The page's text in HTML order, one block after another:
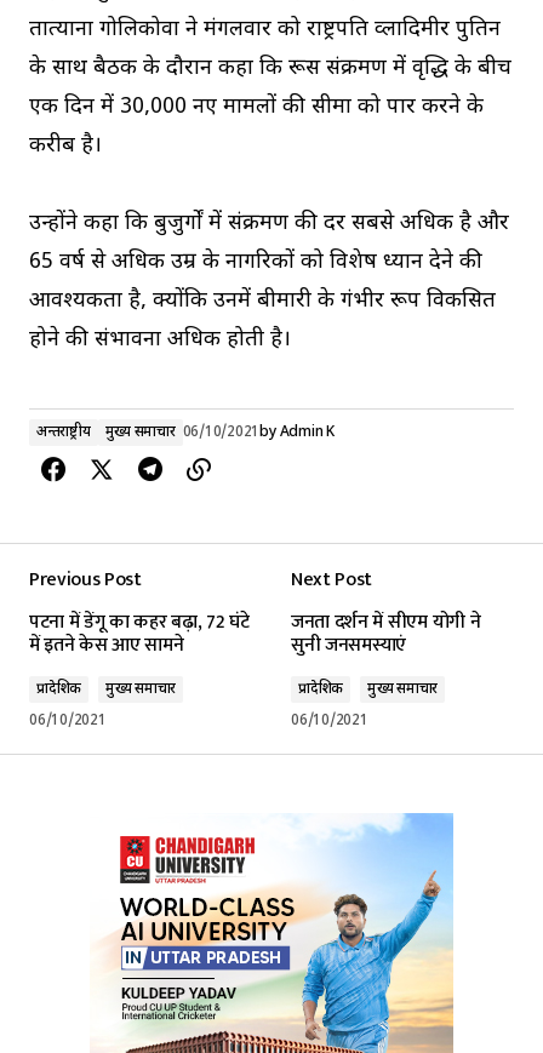
तात्याना गोलिकोवा ने मंगलवार को राष्ट्रपति व्लादिमीर पुतिन
के साथ बैठक के दौरान कहा कि रूस संक्रमण में वृद्धि के बीच
एक दिन में 30,000 नए मामलों की सीमा को पार करने के
करीब है।
उन्होंने कहा कि बुजुर्गों में संक्रमण की दर सबसे अधिक है और
65 वर्ष से अधिक उम्र के नागरिकों को विशेष ध्यान देने की
आवश्यकता है, क्योंकि उनमें बीमारी के गंभीर रूप विकसित
होने की संभावना अधिक होती है।
अन्तर्राष्ट्रीय मुख्य समाचार 06/10/2021by Admin K
Previous Post
पटना में डेंगू का कहर बढ़ा, 72 घंटे
में इतने केस आए सामने
प्रादेशिक
मुख्य समाचार
06/10/2021
Next Post
जनता दर्शन में सीएम योगी ने
सुनी जनसमस्याएं
प्रादेशिक
मुख्य समाचार
06/10/2021